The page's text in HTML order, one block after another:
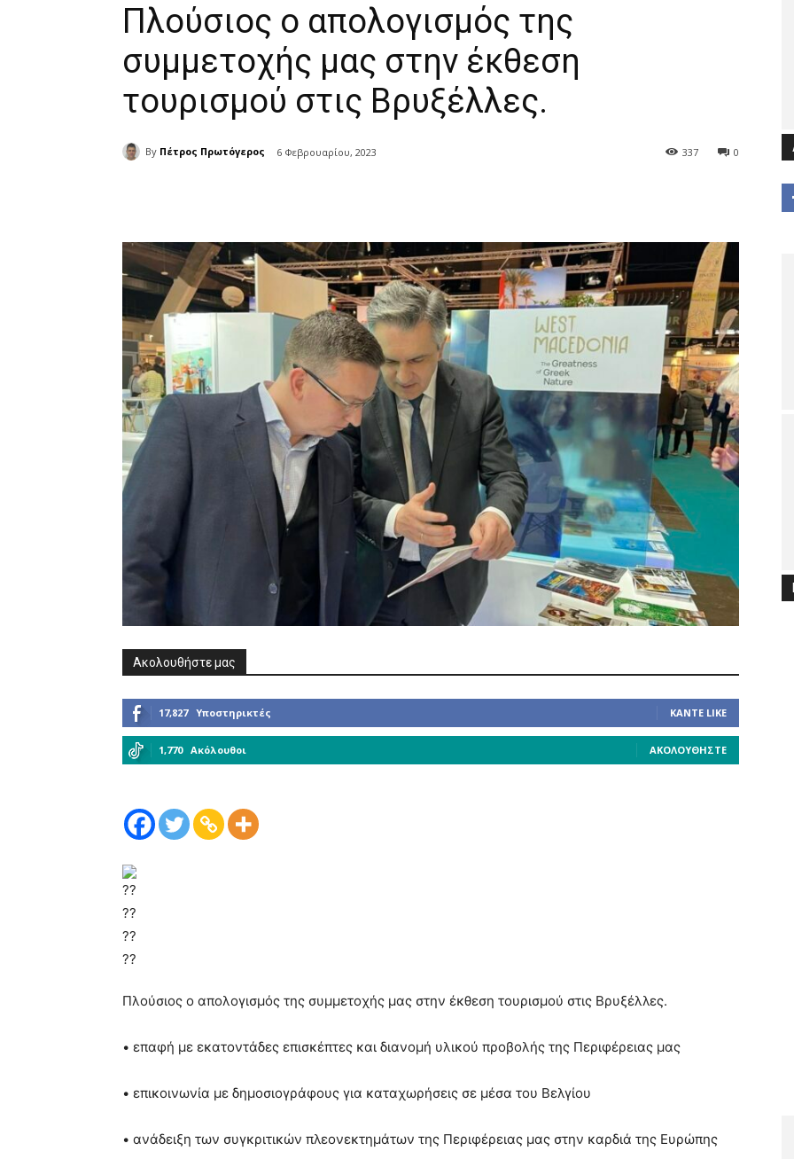
Πλούσιος ο απολογισμός της
συμμετοχής μας στην έκθεση
τουρισμού στις Βρυξέλλες.
By Πέτρος Πρωτόγερος 6 Φεβρουαρίου, 2023 0
337
Ακολουθήστε μας
17,827 Υποστηρικτές ΚΆΝΤΕ LIKE
1,770 Ακόλουθοι ΑΚΟΛΟΥΘΉΣΤΕ
Πλούσιος ο απολογισμός της συμμετοχής μας στην έκθεση τουρισμού στις Βρυξέλλες.
• επαφή με εκατοντάδες επισκέπτες και διανομή υλικού προβολής της Περιφέρειας μας
• επικοινωνία με δημοσιογράφους για καταχωρήσεις σε μέσα του Βελγίου
• ανάδειξη των συγκριτικών πλεονεκτημάτων της Περιφέρειας μας στην καρδιά της Ευρώπης